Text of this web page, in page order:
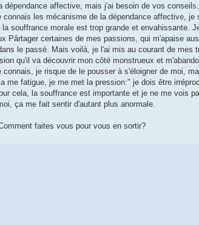
dépendance affective, mais j'ai besoin de vos
connais les mécanisme de la dépendance affective,
souffrance morale est trop grande et envahissante.
Pârtager certaines de mes passions, qui m'apaise
le passé. Mais voilà, je l'ai mis au courant de
qu'il va découvrir mon côté monstrueux et
je risque de le pousser à s'éloigner de moi,
me fatigue, je me met la pression:" je dois être
cela, la souffrance est importante et je ne me vois
ça me fait sentir d'autant plus anormale.
faites vous pour vous en sortir?